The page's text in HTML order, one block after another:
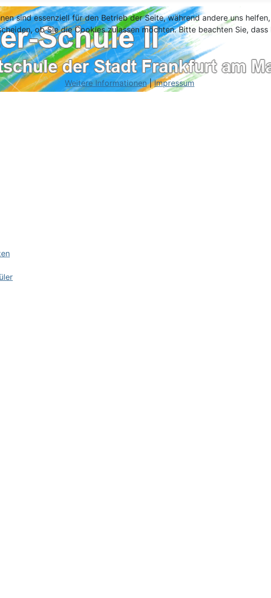
sind essenziell für den Betrieb der Seite, während andere uns
ob Sie die Cookies zulassen möchten. Bitte beachten Sie,
Weitere Informationen|Impressum